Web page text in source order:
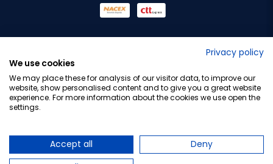
Privacy policy
We use cookies
We may place these for analysis of our visitor data, to improve our
website, show personalised content and to give you a great website
experience. For more information about the cookies we use open the
settings.
Accept all
Deny